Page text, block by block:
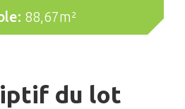
88,67m²
du lot